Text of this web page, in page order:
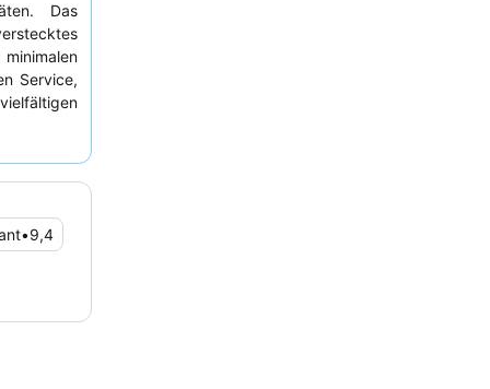
Das
Service,
•9,4